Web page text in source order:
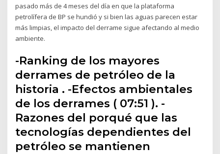
pasado más de 4 meses del día en que la plataforma
petrolífera de BP se hundió y si bien las aguas parecen estar
más limpias, el impacto del derrame sigue afectando al medio
ambiente.
-Ranking de los mayores
derrames de petróleo de la
historia . -Efectos ambientales
de los derrames ( 07:51 ). -
Razones del porqué que las
tecnologías dependientes del
petróleo se mantienen